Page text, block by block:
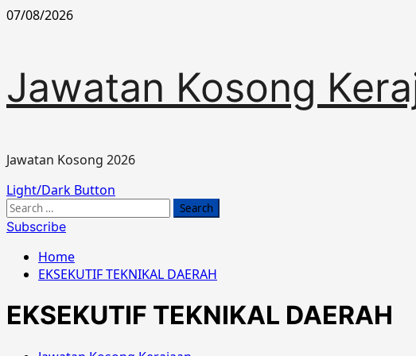
Skip
07/08/2026
Jawatan Kosong
Jawatan Kosong 2026
Primary
Menu
Light/Dark Button
Search
for:
Subscribe
Home
EKSEKUTIF TEKNIKAL DAERAH
EKSEKUTIF TEKNIKAL DAERAH